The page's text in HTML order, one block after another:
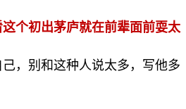
个初出茅庐就在前辈面前耍太
己，别和这种人说太多，写他多